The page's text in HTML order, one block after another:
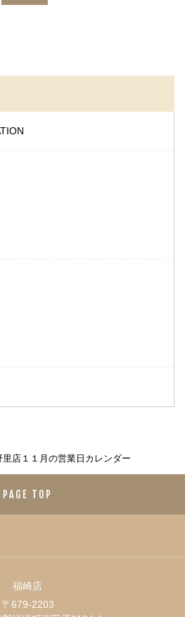
里店１１月の営業日カレンダー
PAGE TOP
福崎店
〒679-2203